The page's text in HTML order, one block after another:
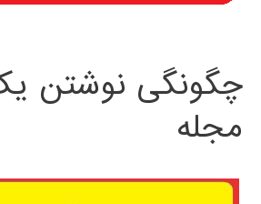
چگونگی نوشتن
مجله